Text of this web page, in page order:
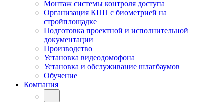
Монтаж системы контроля доступа
Организация КПП с биометрией на
стройплощадке
Подготовка проектной и исполнительной
документации
Производство
Установка видеодомофона
Установка и обслуживание шлагбаумов
Обучение
Компания